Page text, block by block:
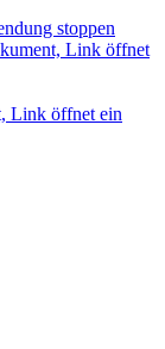
stoppen
Link öffnet
Link öffnet ein